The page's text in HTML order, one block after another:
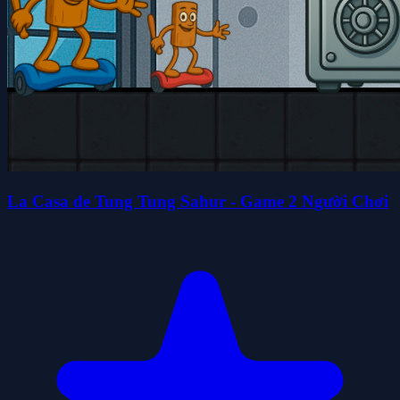
La Casa de Tung Tung Sahur - Game 2 Người Chơi